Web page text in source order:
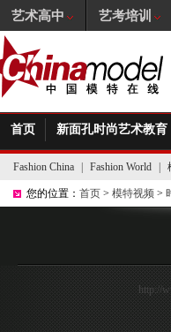
首页 新面孔时尚艺术教育
Fashion China Fashion World
您的位置： 首页 > 模特视频 >
http://
艺术高中 艺考培训